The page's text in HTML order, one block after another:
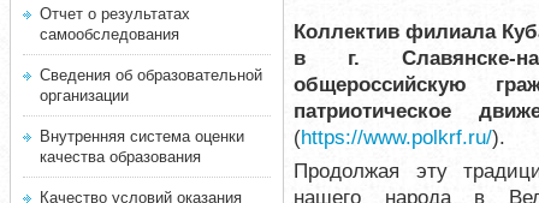
Отчет о результатах
самообследования
Сведения об образовательной
организации
Внутренняя система оценки
качества образования
Качество условий оказания
Коллектив филиала
в г. Славянске-
общероссийскую
патриотическое
(https://www.polkrf.ru/).
Продолжая эту
нашего народа в